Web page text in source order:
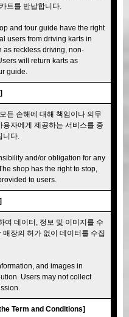
트를 반납합니다.
and tour guide have the right
users from driving karts in
as reckless driving, non-
will return karts as
guide.
든 손해에 대해 책임이나 의무
자에게 제공하는 서비스를 중
니다.
and/or obligation for any
shop has the right to stop,
to users.
여 데이터, 정보 및 이미지를 수
장의 허가 없이 데이터를 수집
and images in
Users may not collect
Term and Conditions]